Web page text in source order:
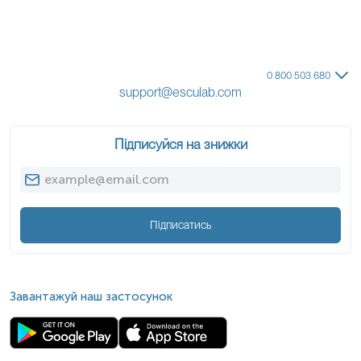
Синдром Папійона-Лефевра (Papillon-Lefevre
ризик меланоми/раку нирки)
CDK4-асоційована кутанна меланома
Синдром базальноклітинного невусу (BCNS)/
Синдром Горліна
PTEN Hamartoma Tumor Syndrome (Синдром
0 800 503 680
support@esculab.com
Підписуйся на знижки
Підписатись
Завантажуй наш застосунок